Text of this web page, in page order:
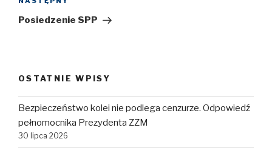
Następny
wpis
Posiedzenie SPP
OSTATNIE WPISY
Bezpieczeństwo kolei nie podlega cenzurze. Odpowiedź
pełnomocnika Prezydenta ZZM
30 lipca 2026